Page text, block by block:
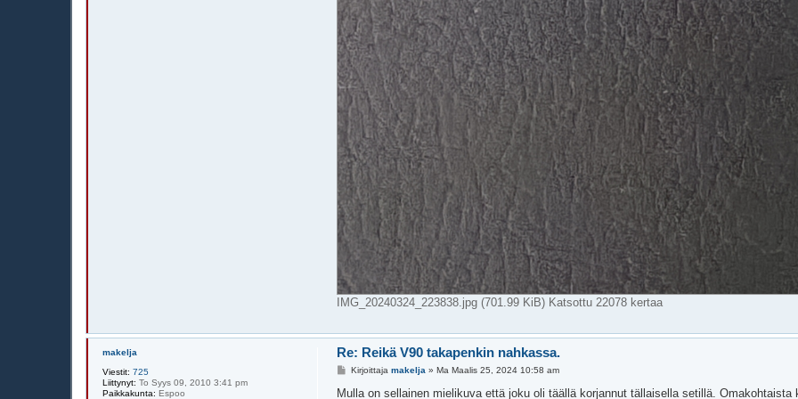
IMG_20240324_223838.jpg (701.99 KiB) Katsottu 22078 kertaa
makelja
Viestit: 725
Liittynyt: To Syys 09, 2010 3:41 pm
Paikkakunta: Espoo
Re: Reikä V90 takapenkin nahkassa.
V
e
Kirjoittajamakelja »Ma Maalis 25, 2024 10:58 am
Mulla on sellainen mielikuva että joku oli täällä korjannut tällaisella setillä. Omakohtaista